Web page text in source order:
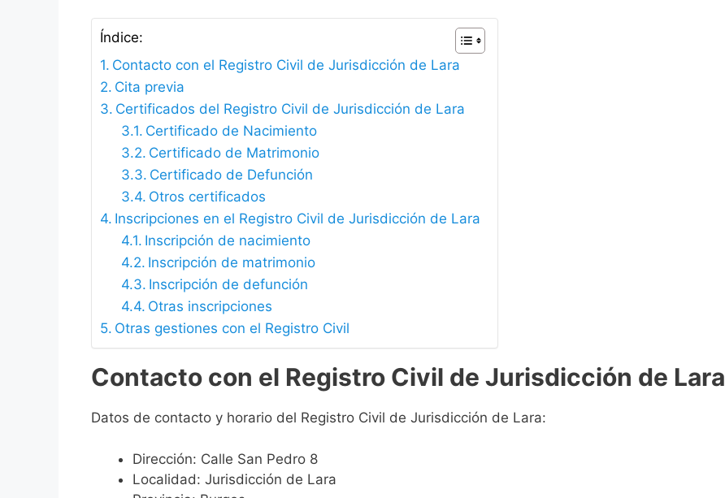
Índice:
Contacto con el Registro Civil de Jurisdicción de Lara
Cita previa
Certificados del Registro Civil de Jurisdicción de Lara
Certificado de Nacimiento
Certificado de Matrimonio
Certificado de Defunción
Otros certificados
Inscripciones en el Registro Civil de Jurisdicción de Lara
Inscripción de nacimiento
Inscripción de matrimonio
Inscripción de defunción
Otras inscripciones
Otras gestiones con el Registro Civil
Contacto con el Registro Civil de Jurisdicción de Lara
Datos de contacto y horario del Registro Civil de Jurisdicción de Lara:
Dirección: Calle San Pedro 8
Localidad: Jurisdicción de Lara